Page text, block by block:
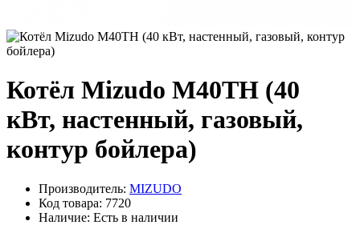
Котёл Mizudo M40TH (40
кВт, настенный, газовый,
контур бойлера)
Производитель: MIZUDO
Код товара: 7720
Наличие: Есть в наличии